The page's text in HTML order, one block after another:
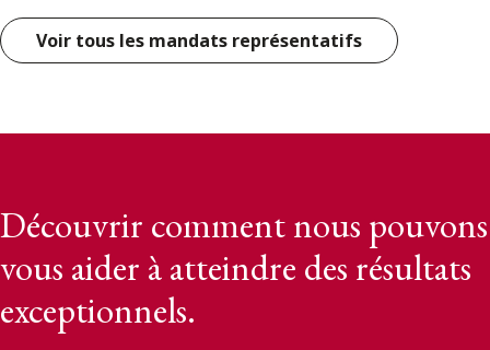
Voir tous les mandats représentatifs
Découvrir comment nous pouvons
vous aider à atteindre des résultats
exceptionnels.